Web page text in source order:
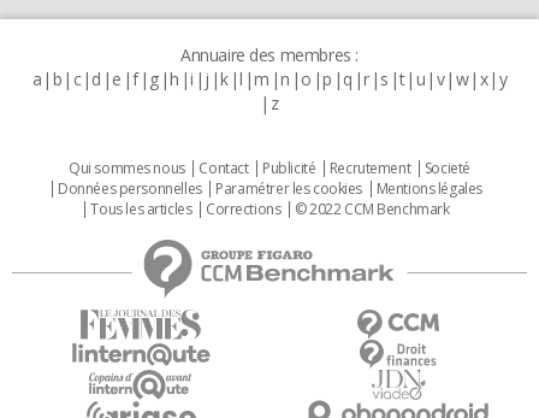
Annuaire des membres :
a b c d e f g h i j k l m n o p q r s t u v w x y
z
Qui sommes nous Contact Publicité Recrutement
Societé
Données personnelles
Paramétrer les cookies
Mentions légales
Tous les articles
Corrections © 2022 CCM Benchmark